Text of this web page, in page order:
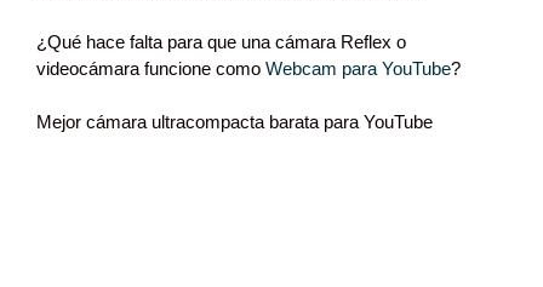
¿Qué hace falta para que una cámara Reflex o
videocámara funcione como Webcam para YouTube?
Mejor cámara ultracompacta barata para YouTube